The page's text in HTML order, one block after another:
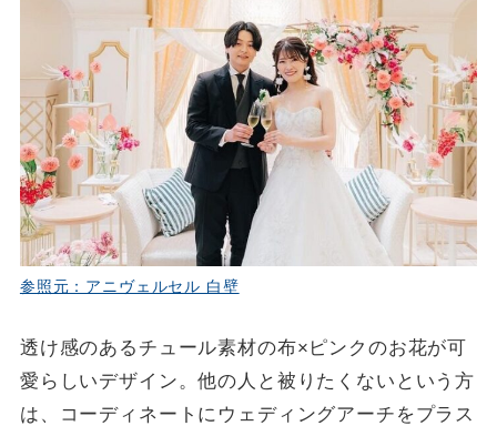
参照元：アニヴェルセル 白壁
透け感のあるチュール素材の布×ピンクのお花が可
愛らしいデザイン。他の人と被りたくないという方
は、コーディネートにウェディングアーチをプラス